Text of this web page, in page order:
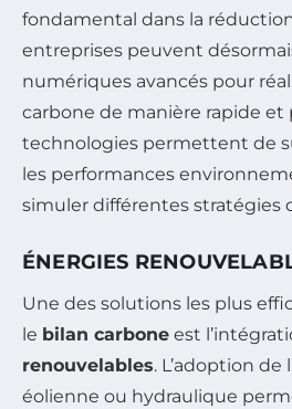
fondamental dans la
entreprises peuvent
numériques avancés pour
carbone de manière rapide et
technologies permettent de
les performances
simuler différentes stratégies
ÉNERGIES
Une des solutions les plus
le bilan carbone est
renouvelables. L’adoption de
éolienne ou hydraulique